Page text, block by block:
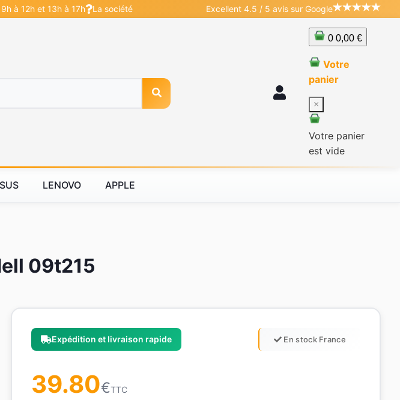
à 12h et 13h à 17h La société Excellent 4.5 / 5 avis sur Google
0 0,00 €
Votre
panier
×
Votre panier
est vide
LENOVO APPLE
09t215
Expédition et livraison rapide En stock France
39.80€TTC